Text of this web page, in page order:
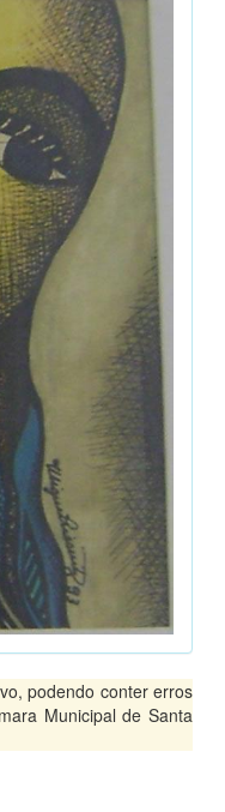
podendo conter erros
Municipal de Santa